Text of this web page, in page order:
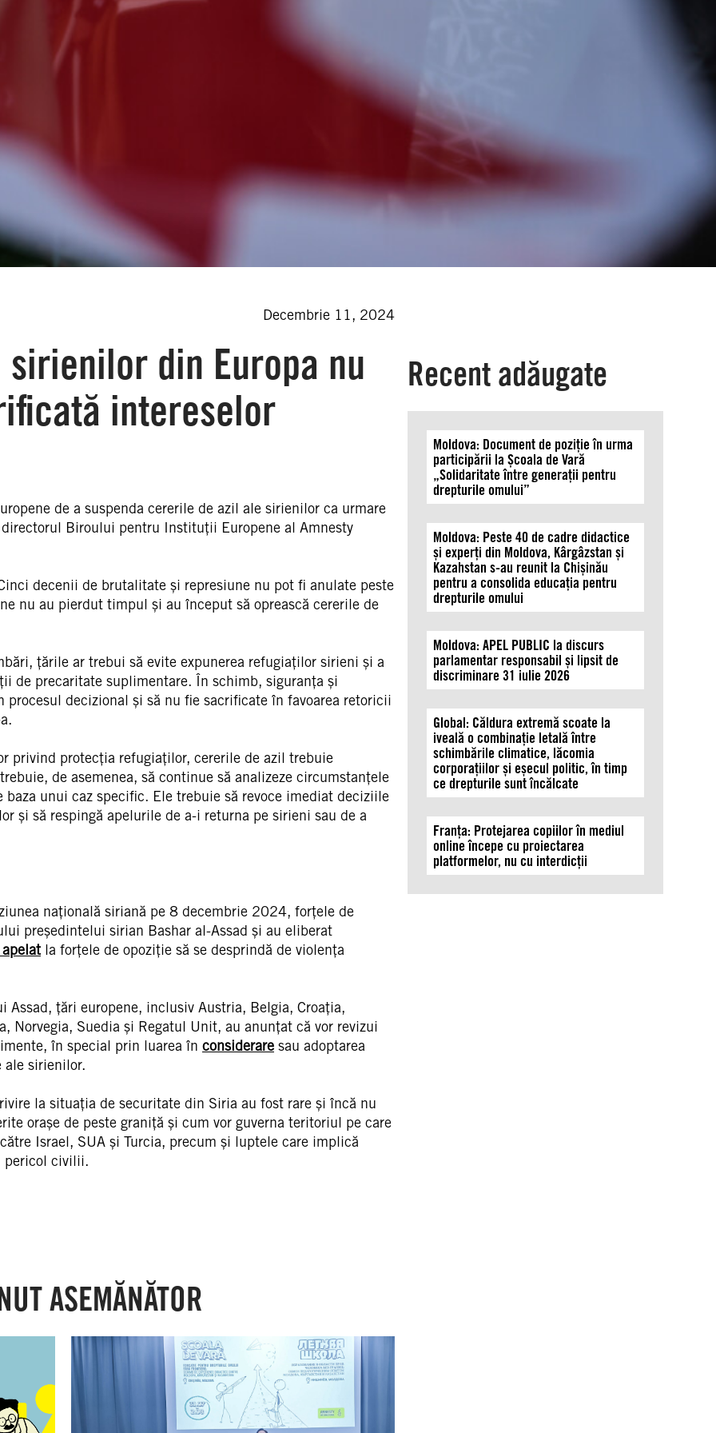
Decembrie 11, 2024
din Europa nu
intereselor
de a suspenda cererile de azil ale sirienilor ca urmare
Biroului pentru Instituții Europene al Amnesty
decenii de brutalitate și represiune nu pot fi anulate peste
nu au pierdut timpul și au început să oprească cererile de
țările ar trebui să evite expunerea refugiaților sirieni și a
de precaritate suplimentare. În schimb, siguranța și
decizional și să nu fie sacrificate în favoarea retoricii
privind protecția refugiaților, cererile de azil trebuie
de asemenea, să continue să analizeze circumstanțele
unui caz specific. Ele trebuie să revoce imediat deciziile
și să respingă apelurile de a-i returna pe sirieni sau de a
națională siriană pe 8 decembrie 2024, forțele de
președintelui sirian Bashar al-Assad și au eliberat
la forțele de opoziție să se desprindă de violența
țări europene, inclusiv Austria, Belgia, Croația,
Norvegia, Suedia și Regatul Unit, au anunțat că vor revizui
în special prin luarea în considerare sau adoptarea
ale sirienilor.
la situația de securitate din Siria au fost rare și încă nu
orașe de peste graniță și cum vor guverna teritoriul pe care
Israel, SUA și Turcia, precum și luptele care implică
pericol civilii.
ASEMĂNĂTOR
Moldova:
Peste
Recent adăugate
Moldova: Document de poziție în urma
participării la Școala de Vară
„Solidaritate între generații pentru
drepturile omului”
Moldova: Peste 40 de cadre didactice
și experți din Moldova, Kârgâzstan și
Kazahstan s-au reunit la Chișinău
pentru a consolida educația pentru
drepturile omului
Moldova: APEL PUBLIC la discurs
parlamentar responsabil și lipsit de
discriminare 31 iulie 2026
Global: Căldura extremă scoate la
iveală o combinație letală între
schimbările climatice, lăcomia
corporațiilor și eșecul politic, în timp
ce drepturile sunt încălcate
Franța: Protejarea copiilor în mediul
online începe cu proiectarea
platformelor, nu cu interdicții